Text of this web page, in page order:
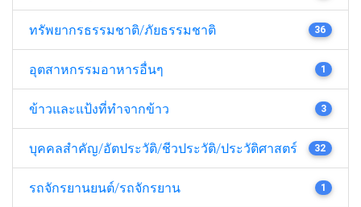
ทรัพยากรธรรมชาติ/ภัยธรรมชาติ 36
อุตสาหกรรมอาหารอื่นๆ 1
ข้าวและแป้งที่ทำจากข้าว 3
บุคคลสำคัญ/อัตประวัติ/ชีวประวัติ/ประวัติศาสตร์ 32
รถจักรยานยนต์/รถจักรยาน 1